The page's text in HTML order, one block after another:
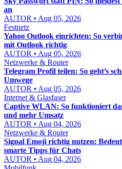
an
AUTOR • Aug 05, 2026
Festnetz
Yahoo Outlook einrichten: So
mit Outlook richtig
AUTOR • Aug 05, 2026
Netzwerke & Router
Telegram Profil teilen: So geht’s
Umwege
AUTOR • Aug 05, 2026
Internet & Glasfaser
Captive WLAN: So funktioniert
und mehr Umsatz
AUTOR • Aug 04, 2026
Netzwerke & Router
Signal Emoji richtig nutzen:
smarte Tipps für Chats
AUTOR • Aug 04, 2026